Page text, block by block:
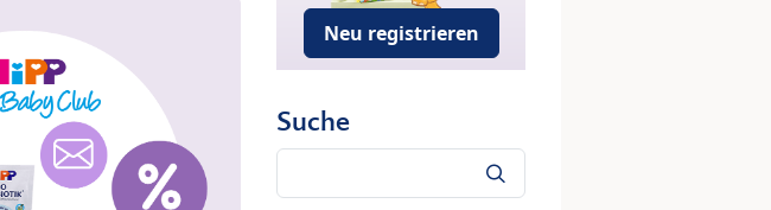
Neu registrieren
Suche